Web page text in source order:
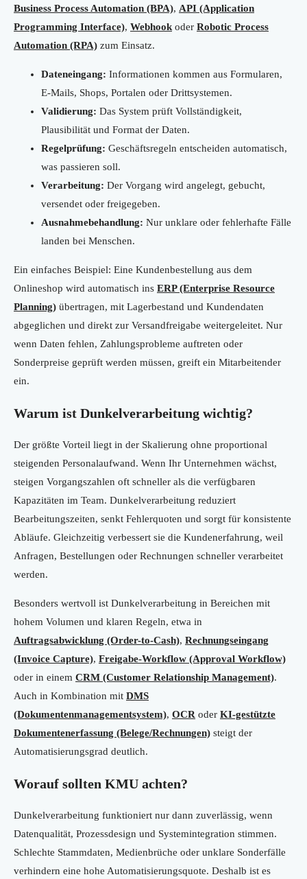
Business Process Automation (BPA), API (Application
Programming Interface), Webhookoder Robotic Process
Automation (RPA) zum Einsatz.
Dateneingang: Informationen kommen aus Formularen,
E-Mails, Shops, Portalen oder Drittsystemen.
Validierung: Das System prüft Vollständigkeit,
Plausibilität und Format der Daten.
Regelprüfung: Geschäftsregeln entscheiden automatisch,
was passieren soll.
Verarbeitung: Der Vorgang wird angelegt, gebucht,
versendet oder freigegeben.
Ausnahmebehandlung: Nur unklare oder fehlerhafte Fälle
landen bei Menschen.
Ein einfaches Beispiel: Eine Kundenbestellung aus dem
Onlineshop wird automatisch ins ERP (Enterprise Resource
Planning) übertragen, mit Lagerbestand und Kundendaten
abgeglichen und direkt zur Versandfreigabe weitergeleitet. Nur
wenn Daten fehlen, Zahlungsprobleme auftreten oder
Sonderpreise geprüft werden müssen, greift ein Mitarbeitender
ein.
Warum ist Dunkelverarbeitung wichtig?
Der größte Vorteil liegt in der Skalierung ohne proportional
steigenden Personalaufwand. Wenn Ihr Unternehmen wächst,
steigen Vorgangszahlen oft schneller als die verfügbaren
Kapazitäten im Team. Dunkelverarbeitung reduziert
Bearbeitungszeiten, senkt Fehlerquoten und sorgt für konsistente
Abläufe. Gleichzeitig verbessert sie die Kundenerfahrung, weil
Anfragen, Bestellungen oder Rechnungen schneller verarbeitet
werden.
Besonders wertvoll ist Dunkelverarbeitung in Bereichen mit
hohem Volumen und klaren Regeln, etwa in
Auftragsabwicklung (Order-to-Cash), Rechnungseingang
(Invoice Capture), Freigabe-Workflow (Approval Workflow)
oder in einem CRM (Customer Relationship Management).
Auch in Kombination mit DMS
(Dokumentenmanagementsystem), OCR oder KI-gestützte
Dokumentenerfassung (Belege/Rechnungen) steigt der
Automatisierungsgrad deutlich.
Worauf sollten KMU achten?
Dunkelverarbeitung funktioniert nur dann zuverlässig, wenn
Datenqualität, Prozessdesign und Systemintegration stimmen.
Schlechte Stammdaten, Medienbrüche oder unklare Sonderfälle
verhindern eine hohe Automatisierungsquote. Deshalb ist es